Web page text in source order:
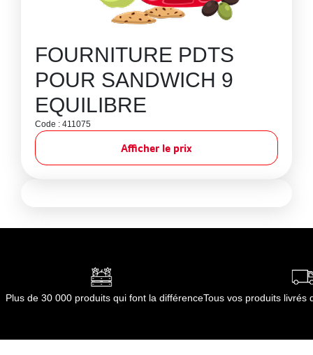
FOURNITURE PDTS
POUR SANDWICH 9
EQUILIBRE
Code : 411075
Afficher le prix
Plus de 30 000 produits qui font la différenceTous vos produits livrés